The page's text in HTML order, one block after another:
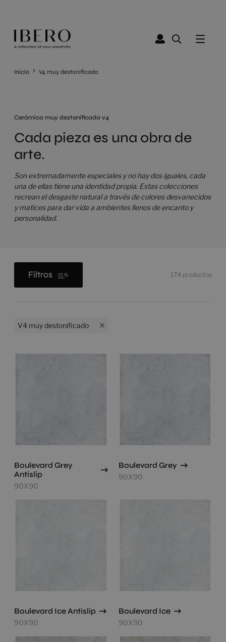
Inicio V4 muy destonificado
Cerámica muy destonificada v4
Cada pieza es una obra de
arte.
Son extremadamente especiales y no hay dos iguales, cada
una de ellas tiene una identidad propia. Estas colecciones
recrean el desgaste natural a través de colores desvanecidos
y matices para dar vida a ambientes llenos de encanto y
personalidad.
Filtros 174 productos
V4 muy destonificado
Boulevard Grey
Antislip
90X90
Boulevard Grey
90X90
Boulevard Ice Antislip
90X90
Boulevard Ice
90X90